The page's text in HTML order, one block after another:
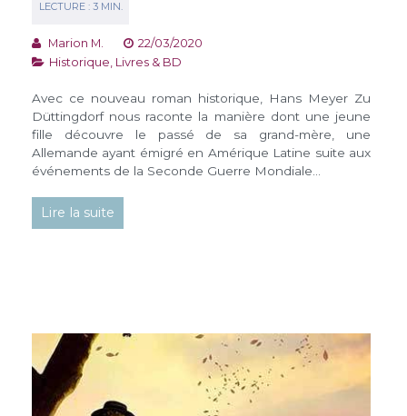
Marion M.
22/03/2020
Historique Livres & BD
Avec ce nouveau roman historique, Hans Meyer Zu
Düttingdorf nous raconte la manière dont une jeune
fille découvre le passé de sa grand-mère, une
Allemande ayant émigré en Amérique Latine suite aux
événements de la Seconde Guerre Mondiale…
Lire la suite